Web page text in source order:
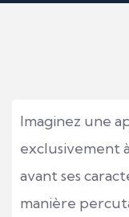
Imaginez une
exclusivement
avant ses
manière